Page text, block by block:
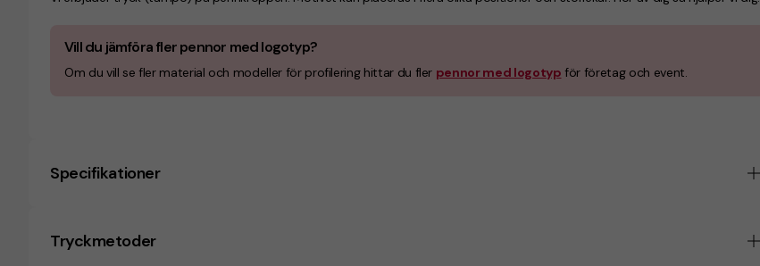
Vill du jämföra fler pennor med logotyp?
Om du vill se fler material och modeller för profilering hittar du fler pennor med logotyp för företag och event.
Specifikationer
Tryckmetoder